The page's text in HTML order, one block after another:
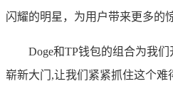
闪耀的明星，为用户带来更多的
Doge和TP钱包的组合为我
崭新大门,让我们紧紧抓住这个